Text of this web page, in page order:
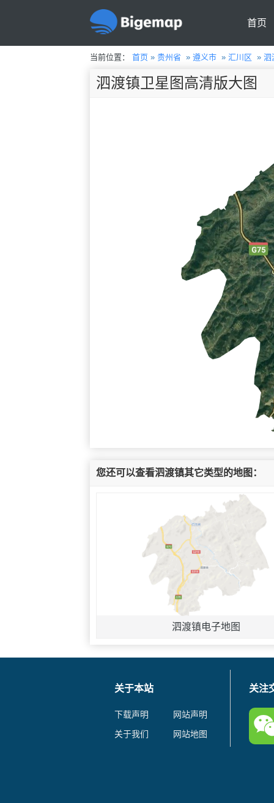
首页
当前位置： 首页» 贵州省 » 遵义市» 汇川区 » 泗
泗渡镇卫星图高清版大图
您还可以查看泗渡镇其它类型的地图：
泗渡镇电子地图
关于本站
下载声明
网站声明
关于我们
网站地图
关注